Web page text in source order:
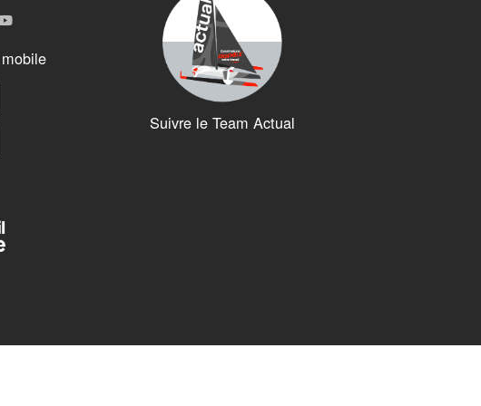
Personnalisez vos préférences pour contrôler la manière dont
Suivre le Team Actual